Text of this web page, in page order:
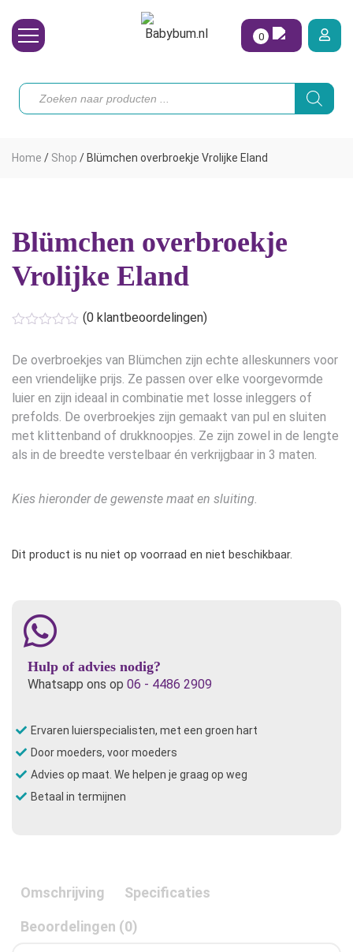
Toebehoren
Onze merken
Hoe begin ik?
0
Producten
zoeken
Home / Shop / Blümchen overbroekje Vrolijke Eland
Blümchen overbroekje
Vrolijke Eland
(0 klantbeoordelingen)
De overbroekjes van Blümchen zijn echte alleskunners voor
een vriendelijke prijs. Ze passen over elke voorgevormde
luier en zijn ideaal in combinatie met losse inleggers of
prefolds. De overbroekjes zijn gemaakt van pul en sluiten
met klittenband of drukknoopjes. Ze zijn zowel in de lengte
als in de breedte verstelbaar én verkrijgbaar in 3 maten.
Kies hieronder de gewenste maat en sluiting.
Dit product is nu niet op voorraad en niet beschikbaar.
Hulp of advies nodig?
Whatsapp ons op 06 - 4486 2909
Ervaren luierspecialisten, met een groen hart
Door moeders, voor moeders
Advies op maat. We helpen je graag op weg
Betaal in termijnen
Omschrijving Specificaties
Beoordelingen (0)